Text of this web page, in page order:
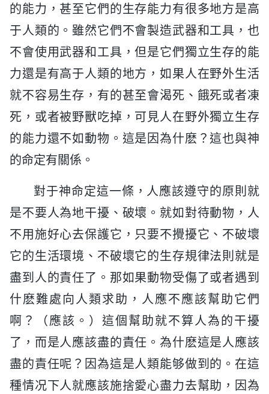
的能力，甚至它們的生存能力有很多地方是高
于人類的。雖然它們不會製造武器和工具，也
不會使用武器和工具，但是它們獨立生存的能
力還是有高于人類的地方，如果人在野外生活
就不容易生存，有的甚至會渴死、餓死或者凍
死，或者被野獸吃掉，可見人在野外獨立生存
的能力還不如動物。這是因為什麽？這也與神
的命定有關係。
對于神命定這一條，人應該遵守的原則就
是不要人為地干擾、破壞。就如對待動物，人
不用施好心去保護它，只要不攪擾它、不破壞
它的生活環境、不破壞它的生存規律法則就是
盡到人的責任了。那如果動物受傷了或者遇到
什麽難處向人類求助，人應不應該幫助它們
啊？（應該。）這個幫助就不算人為的干擾
了，而是人應該盡的責任。為什麽這是人應該
盡的責任呢？因為這是人類能够做到的。在這
種情况下人就應該施捨愛心盡力去幫助，因為